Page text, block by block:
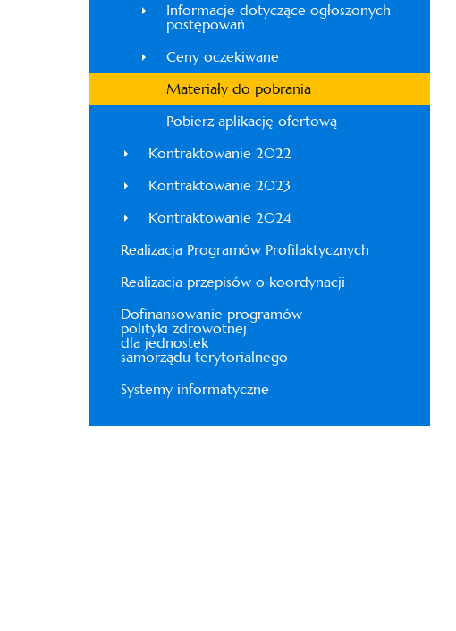
Informacje dotyczące ogłoszonych
postępowań
Ceny oczekiwane
Materiały do pobrania
Pobierz aplikację ofertową
Kontraktowanie 2022
Kontraktowanie 2023
Kontraktowanie 2024
Realizacja Programów Profilaktycznych
Realizacja przepisów o koordynacji
Dofinansowanie programów
polityki zdrowotnej
dla jednostek
samorządu terytorialnego
Systemy informatyczne